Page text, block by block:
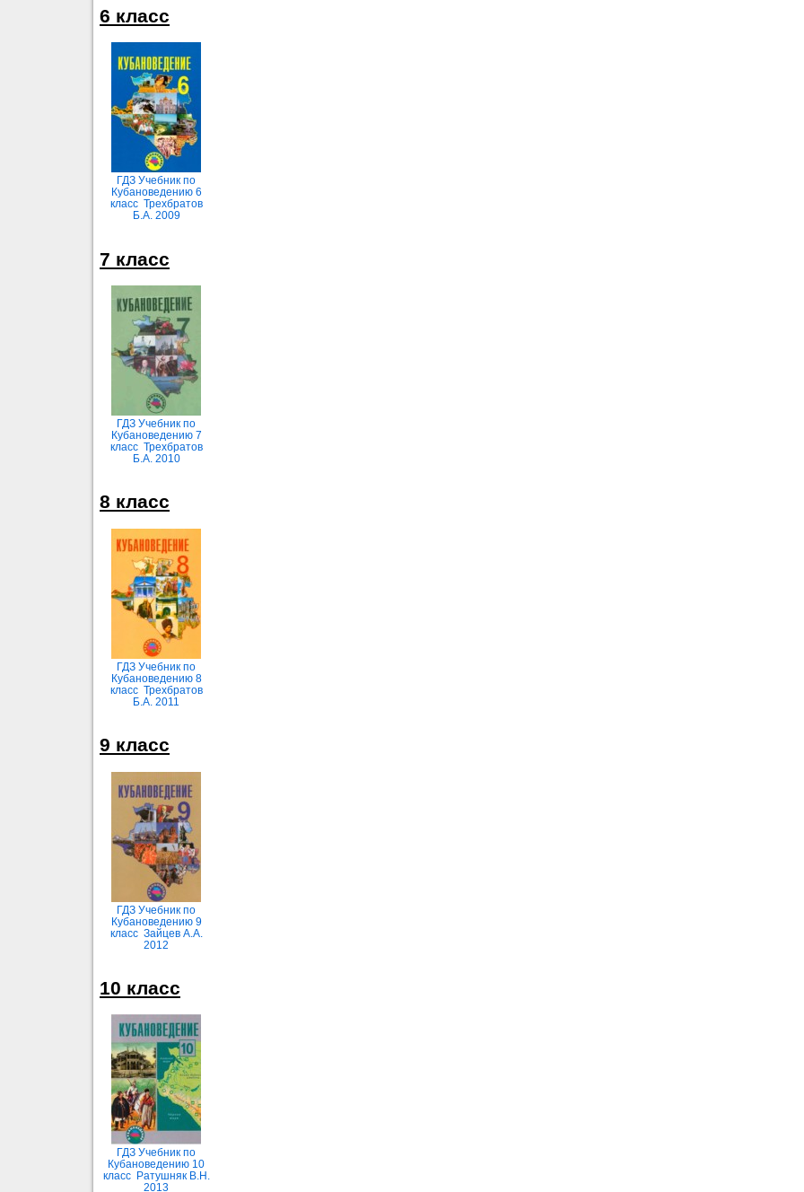
6 класс
ГДЗ Учебник по
Кубановедению 6
класс Трехбратов
Б.А. 2009
7 класс
ГДЗ Учебник по
Кубановедению 7
класс Трехбратов
Б.А. 2010
8 класс
ГДЗ Учебник по
Кубановедению 8
класс Трехбратов
Б.А. 2011
9 класс
ГДЗ Учебник по
Кубановедению 9
класс Зайцев А.А.
2012
10 класс
ГДЗ Учебник по
Кубановедению 10
класс Ратушняк В.Н.
2013